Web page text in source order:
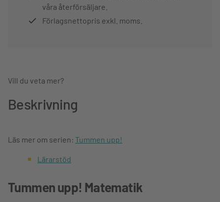
Vill du veta mer?
Beskrivning
Läs mer om serien: Tummen upp!
Lärarstöd
Tummen upp! Matematik
våra återförsäljare.
Förlagsnettopris exkl. moms.